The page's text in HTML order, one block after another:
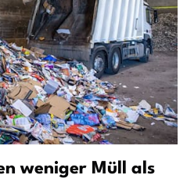
weniger Müll als